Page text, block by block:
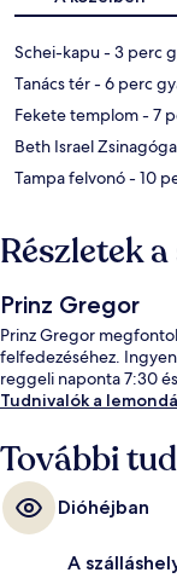
Schei-kapu- 3 perc
Tanács tér- 6 perc
Fekete templom- 7
Beth Israel Zsinagóga
Tampa felvonó- 10
Részletek
Prinz Gregor
Prinz Gregor
felfedezéséhez.
reggeli naponta 7:30
Tudnivalók a
További
Dióhéjban
A